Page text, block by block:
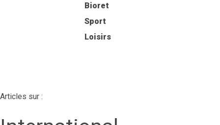
Bioret
Sport
Loisirs
Articles sur :